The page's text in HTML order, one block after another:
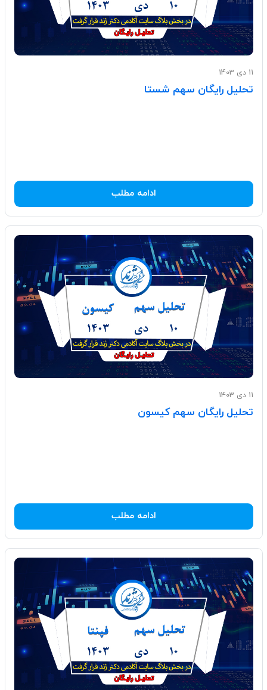
11 دی 1403
تحلیل رایگان سهم شستا
ادامه مطلب
11 دی 1403
تحلیل رایگان سهم کیسون
ادامه مطلب